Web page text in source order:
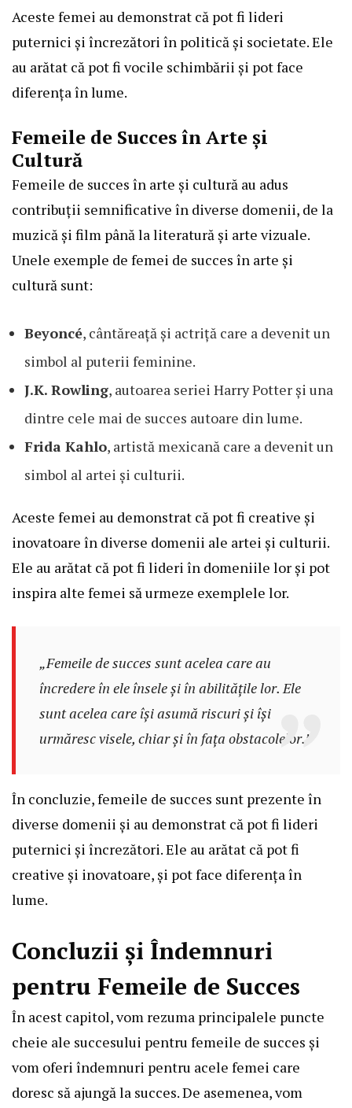
Aceste femei au demonstrat că pot fi lideri
puternici și încrezători în politică și societate. Ele
au arătat că pot fi vocile schimbării și pot face
diferența în lume.
Femeile de Succes în Arte și
Cultură
Femeile de succes în arte și cultură au adus
contribuții semnificative în diverse domenii, de la
muzică și film până la literatură și arte vizuale.
Unele exemple de femei de succes în arte și
cultură sunt:
Beyoncé, cântăreață și actriță care a devenit un
simbol al puterii feminine.
J.K. Rowling, autoarea seriei Harry Potter și una
dintre cele mai de succes autoare din lume.
Frida Kahlo, artistă mexicană care a devenit un
simbol al artei și culturii.
Aceste femei au demonstrat că pot fi creative și
inovatoare în diverse domenii ale artei și culturii.
Ele au arătat că pot fi lideri în domeniile lor și pot
inspira alte femei să urmeze exemplele lor.
„Femeile de succes sunt acelea care au
încredere în ele însele și în abilitățile lor. Ele
sunt acelea care își asumă riscuri și își
urmăresc visele, chiar și în fața obstacolelor.”
În concluzie, femeile de succes sunt prezente în
diverse domenii și au demonstrat că pot fi lideri
puternici și încrezători. Ele au arătat că pot fi
creative și inovatoare, și pot face diferența în
lume.
Concluzii și Îndemnuri
pentru Femeile de Succes
În acest capitol, vom rezuma principalele puncte
cheie ale succesului pentru femeile de succes și
vom oferi îndemnuri pentru acele femei care
doresc să ajungă la succes. De asemenea, vom